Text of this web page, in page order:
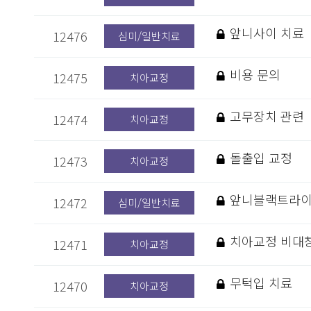
12476 심미/일반치료 앞니사이 치료
12475 치아교정 비용 문의
12474 치아교정 고무장치 관련
12473 치아교정 돌출입 교정
12472 심미/일반치료 앞니블랙트라
12471 치아교정 치아교정 비대
12470 치아교정 무턱입 치료